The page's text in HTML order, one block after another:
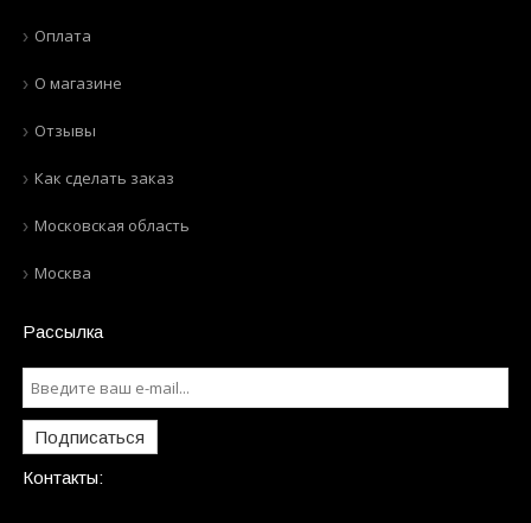
Оплата
О магазине
Отзывы
Как сделать заказ
Московская область
Москва
Рассылка
Подписаться
Контакты: